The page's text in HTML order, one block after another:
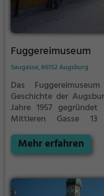
Fuggereimuseum
Saugasse, 86152 Augsburg
Das
Geschichte der
Jahre 1957
Mittleren Gasse
Museumswohnung, die
der Fuggerei zur Zeit
Museum
Weltkriegsbunker.
Mehr erfahren